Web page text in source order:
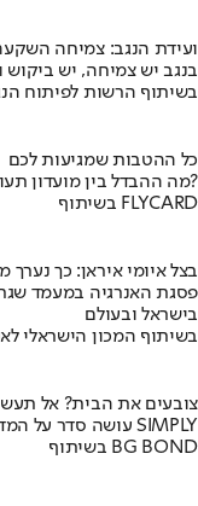
ועידת הנגב: צמיחה
בנגב יש צמיחה, יש ביקוש
בשיתוף הרשות לפיתוח
כל ההטבות שמגיעות לכם
מה ההבדל בין מועדון תעופה וכרטיס אשראי?
בשיתוף FLYCARD
בצל איומי איראן: כך נערך
פסגת האנרגיה במעמד
בישראל ובעולם
בשיתוף המכון הישראלי
צובעים את הבית? אל
מומחה BG BOND עושה סדר על המדפים ומציג את מותג הצבע SIMPLY
בשיתוף BG BOND